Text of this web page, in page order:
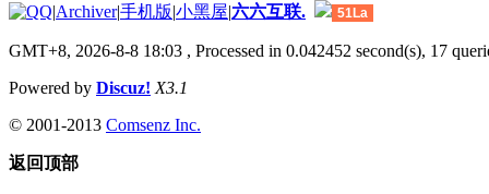
|Archiver|手机版|小黑屋|六六互联. 51La
GMT+8, 2026-8-8 18:03 , Processed in 0.042452 second(s), 17
Powered by Discuz! X3.1
© 2001-2013 Comsenz Inc.
返回顶部